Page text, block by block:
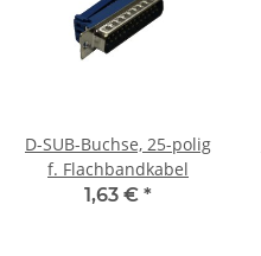
D-SUB-Buchse, 25-polig
f. Flachbandkabel
1,63 € *